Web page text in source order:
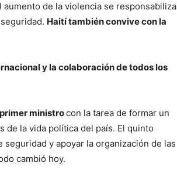
de la violencia se responsabiliza
Haití también convive con la
y la colaboración de todos los
ministrocon la tarea de formar un
la vida política del país. El quinto
y apoyar la organización de las
cambió hoy.